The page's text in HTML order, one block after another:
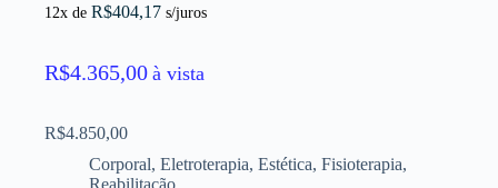
12x de R$404,17 s/juros
R$4.365,00 à vista
R$4.850,00
Corporal, Eletroterapia, Estética, Fisioterapia,
Reabilitação